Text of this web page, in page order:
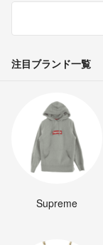
注目ブランド一覧
Supreme